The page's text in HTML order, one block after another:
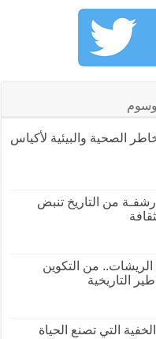
الصحية والبيئية لأكياس
من التاريخ تنبض
الريشات.. من التكوين
التاريخية
التي تصنع الحياة